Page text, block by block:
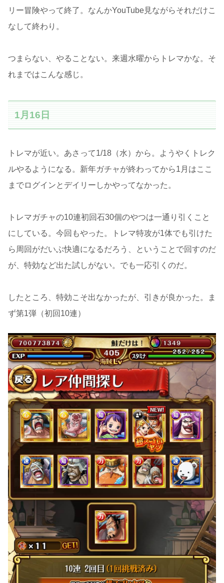
リー冒険やって終了。なんかYouTube見ながらそれだけこ
なして終わり。
つまらない、やることない。来週水曜からトレマかな。そ
れまではこんな感じ。
1月16日
トレマが近い。あさって1/18（水）から。ようやくトレク
ルやるようになる。新年ガチャが終わってから1月はここ
までログインとデイリーしかやってなかった。
トレマガチャの10連初回石30個のやつは一通り引くこと
にしている。今回もやった。トレマ特攻が1体でも引けた
ら周回がだいぶ快適になるだろう、ということで回すのだ
が、特効など出た試しがない。でも一応引くのだ。
したところ、特効こそ出なかったが、引きが良かった。ま
ず第1弾（初回10連）